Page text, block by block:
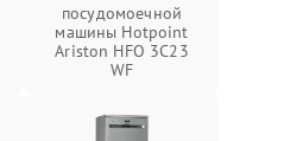
посудомоечной
машины Hotpoint
Ariston HFO 3C23
WF